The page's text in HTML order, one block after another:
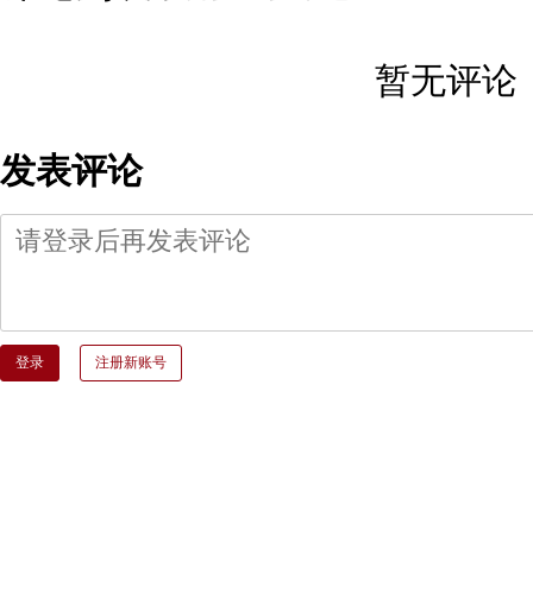
暂无评论
发表评论
登录 注册新账号